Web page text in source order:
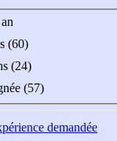
(60)
(24)
(57)
demandée